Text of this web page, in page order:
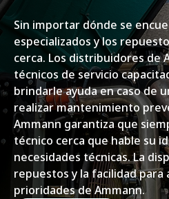
Sin importar dónde se
especializados y los
cerca. Los distribuidores de
técnicos de servicio
brindarle ayuda en caso de
realizar mantenimiento
Ammann garantiza que
técnico cerca que hable su
necesidades técnicas. La
repuestos y la facilidad
prioridades de Ammann.